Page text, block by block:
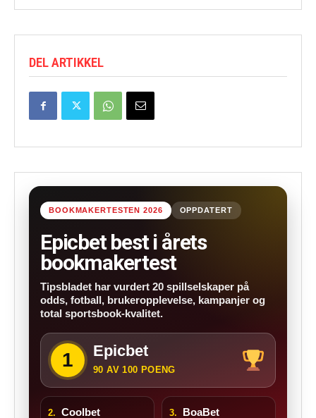
DEL ARTIKKEL
BOOKMAKERTESTEN 2026 OPPDATERT
Epicbet best i årets
bookmakertest
Tipsbladet har vurdert 20 spillselskaper på
odds, fotball, brukeropplevelse, kampanjer og
total sportsbook-kvalitet.
1 Epicbet
90 AV 100 POENG
2. Coolbet 3. BoaBet